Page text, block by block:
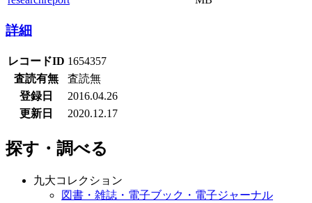
詳細
レコードID 1654357
査読有無
査読無
登録日
2016.04.26
更新日
2020.12.17
探す・調べる
九大コレクション
図書・雑誌・電子ブック・電子ジャーナル